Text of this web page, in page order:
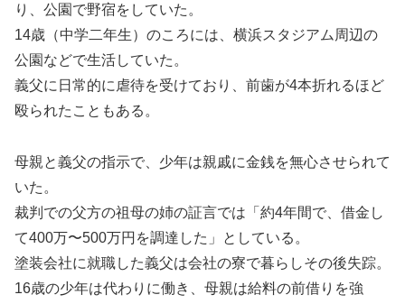
り、公園で野宿をしていた。
14歳（中学二年生）のころには、横浜スタジアム周辺の
公園などで生活していた。
義父に日常的に虐待を受けており、前歯が4本折れるほど
殴られたこともある。
母親と義父の指示で、少年は親戚に金銭を無心させられて
いた。
裁判での父方の祖母の姉の証言では「約4年間で、借金し
て400万〜500万円を調達した」としている。
塗装会社に就職した義父は会社の寮で暮らしその後失踪。
16歳の少年は代わりに働き、母親は給料の前借りを強